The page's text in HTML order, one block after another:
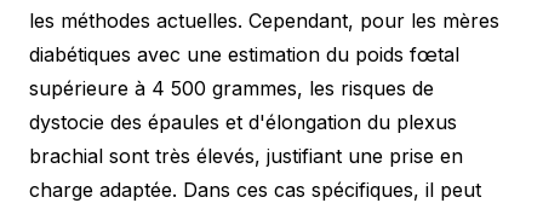
les méthodes actuelles. Cependant, pour les mères
diabétiques avec une estimation du poids fœtal
supérieure à 4 500 grammes, les risques de
dystocie des épaules et d'élongation du plexus
brachial sont très élevés, justifiant une prise en
charge adaptée. Dans ces cas spécifiques, il peut